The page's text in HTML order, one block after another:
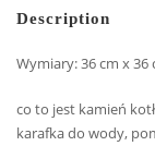
Description
Wymiary: 36 cm x 36
co to jest kamień
karafka do wody,